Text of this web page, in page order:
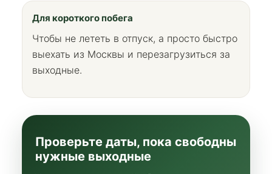
Для короткого побега
Чтобы не лететь в отпуск, а просто быстро
выехать из Москвы и перезагрузиться за
выходные.
Проверьте даты, пока свободны
нужные выходные